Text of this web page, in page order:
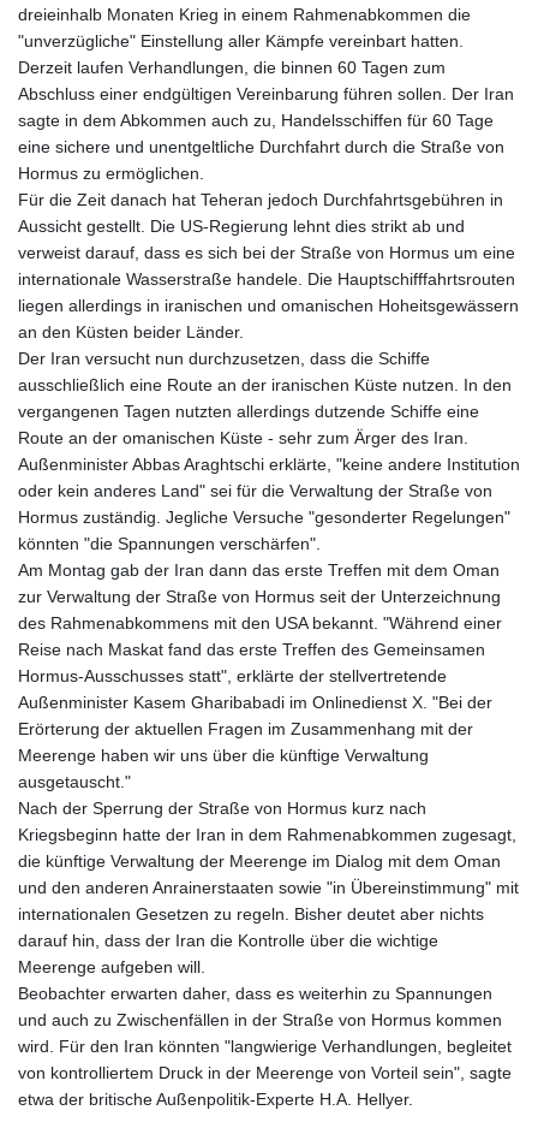
dreieinhalb Monaten Krieg in einem Rahmenabkommen die
"unverzügliche" Einstellung aller Kämpfe vereinbart hatten.
Derzeit laufen Verhandlungen, die binnen 60 Tagen zum
Abschluss einer endgültigen Vereinbarung führen sollen. Der Iran
sagte in dem Abkommen auch zu, Handelsschiffen für 60 Tage
eine sichere und unentgeltliche Durchfahrt durch die Straße von
Hormus zu ermöglichen.
Für die Zeit danach hat Teheran jedoch Durchfahrtsgebühren in
Aussicht gestellt. Die US-Regierung lehnt dies strikt ab und
verweist darauf, dass es sich bei der Straße von Hormus um eine
internationale Wasserstraße handele. Die Hauptschifffahrtsrouten
liegen allerdings in iranischen und omanischen Hoheitsgewässern
an den Küsten beider Länder.
Der Iran versucht nun durchzusetzen, dass die Schiffe
ausschließlich eine Route an der iranischen Küste nutzen. In den
vergangenen Tagen nutzten allerdings dutzende Schiffe eine
Route an der omanischen Küste - sehr zum Ärger des Iran.
Außenminister Abbas Araghtschi erklärte, "keine andere Institution
oder kein anderes Land" sei für die Verwaltung der Straße von
Hormus zuständig. Jegliche Versuche "gesonderter Regelungen"
könnten "die Spannungen verschärfen".
Am Montag gab der Iran dann das erste Treffen mit dem Oman
zur Verwaltung der Straße von Hormus seit der Unterzeichnung
des Rahmenabkommens mit den USA bekannt. "Während einer
Reise nach Maskat fand das erste Treffen des Gemeinsamen
Hormus-Ausschusses statt", erklärte der stellvertretende
Außenminister Kasem Gharibabadi im Onlinedienst X. "Bei der
Erörterung der aktuellen Fragen im Zusammenhang mit der
Meerenge haben wir uns über die künftige Verwaltung
ausgetauscht."
Nach der Sperrung der Straße von Hormus kurz nach
Kriegsbeginn hatte der Iran in dem Rahmenabkommen zugesagt,
die künftige Verwaltung der Meerenge im Dialog mit dem Oman
und den anderen Anrainerstaaten sowie "in Übereinstimmung" mit
internationalen Gesetzen zu regeln. Bisher deutet aber nichts
darauf hin, dass der Iran die Kontrolle über die wichtige
Meerenge aufgeben will.
Beobachter erwarten daher, dass es weiterhin zu Spannungen
und auch zu Zwischenfällen in der Straße von Hormus kommen
wird. Für den Iran könnten "langwierige Verhandlungen, begleitet
von kontrolliertem Druck in der Meerenge von Vorteil sein", sagte
etwa der britische Außenpolitik-Experte H.A. Hellyer.